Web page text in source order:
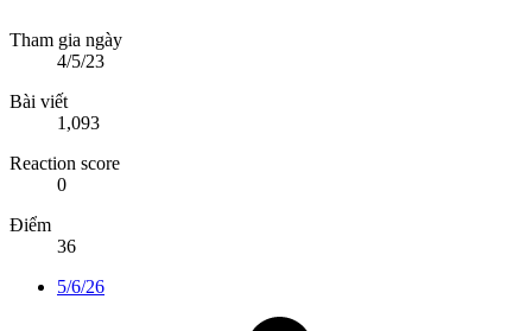
Tham gia ngày
4/5/23
Bài viết
1,093
Reaction score
0
Điểm
36
5/6/26